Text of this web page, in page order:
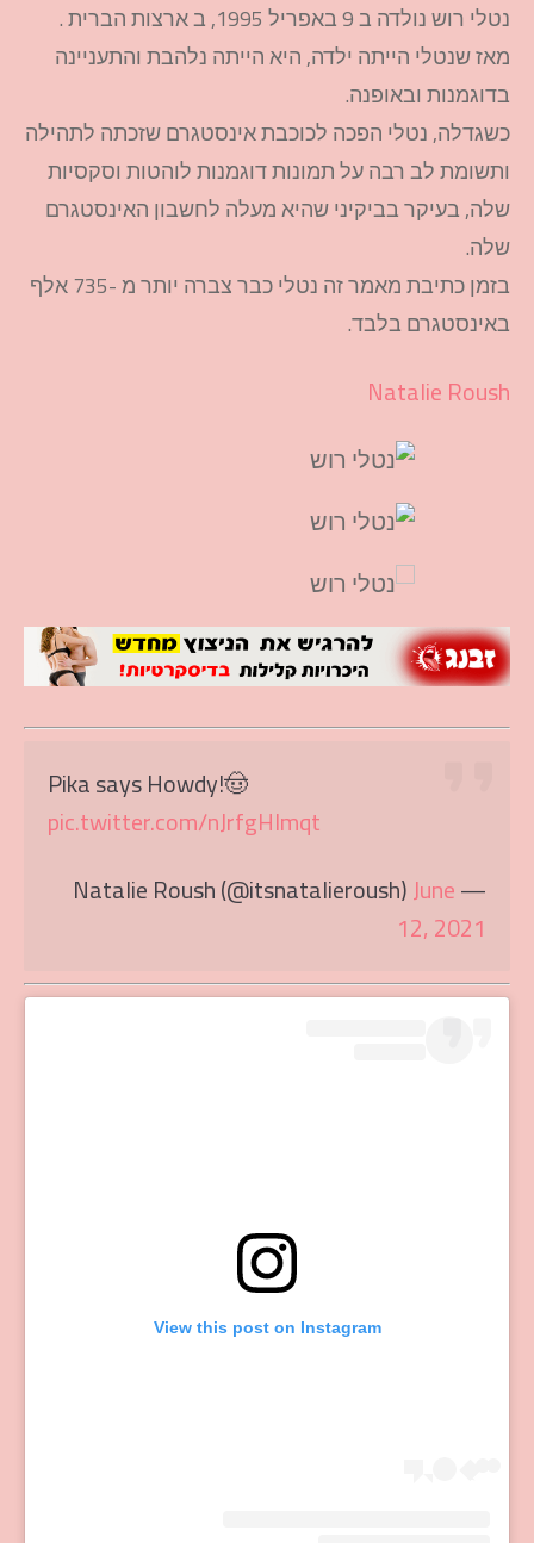
נטלי רוש נולדה ב 9 באפריל 1995, ב ארצות הברית .
מאז שנטלי הייתה ילדה, היא הייתה נלהבת והתעניינה
בדוגמנות ובאופנה.
כשגדלה, נטלי הפכה לכוכבת אינסטגרם שזכתה לתהילה
ותשומת לב רבה על תמונות דוגמנות לוהטות וסקסיות
שלה, בעיקר בביקיני שהיא מעלה לחשבון האינסטגרם
שלה.
בזמן כתיבת מאמר זה נטלי כבר צברה יותר מ -735 אלף
באינסטגרם בלבד.
Natalie Roush
Pika says Howdy!🤠
pic.twitter.com/nJrfgHImqt
— Natalie Roush (@itsnatalieroush)
June
12, 2021
View this post on Instagram